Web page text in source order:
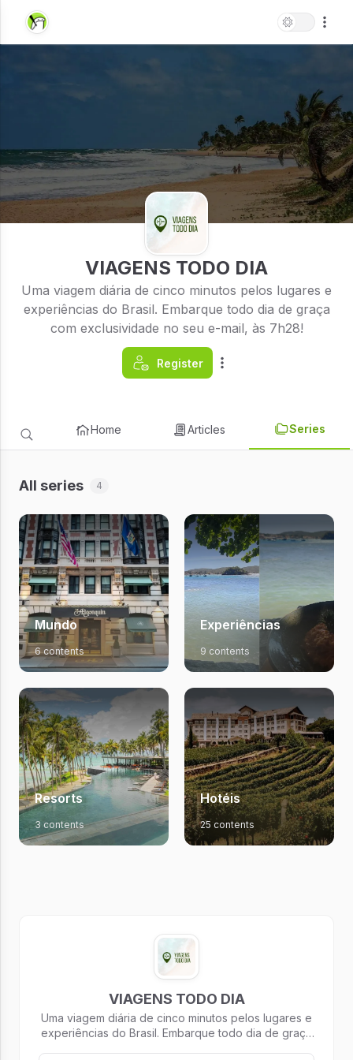
VIAGENS TODO DIA
Uma viagem diária de cinco minutos pelos lugares e
experiências do Brasil. Embarque todo dia de graça
com exclusividade no seu e-mail, às 7h28!
Register
Home Articles Series
All series 4
Mundo
6 contents
Experiências
9 contents
Resorts
3 contents
Hotéis
25 contents
VIAGENS TODO DIA
Uma viagem diária de cinco minutos pelos lugares e
experiências do Brasil. Embarque todo dia de graça